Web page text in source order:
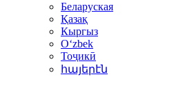
Беларуская
Қазақ
Кыргыз
Oʻzbek
Тоҷикӣ
հայերէն